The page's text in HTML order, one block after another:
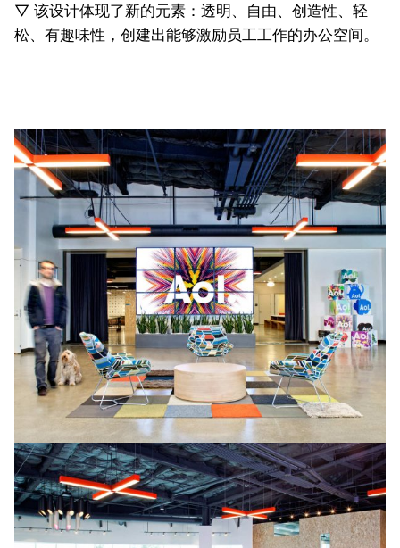
▽ 该设计体现了新的元素：透明、自由、创造性、轻
松、有趣味性，创建出能够激励员工工作的办公空间。